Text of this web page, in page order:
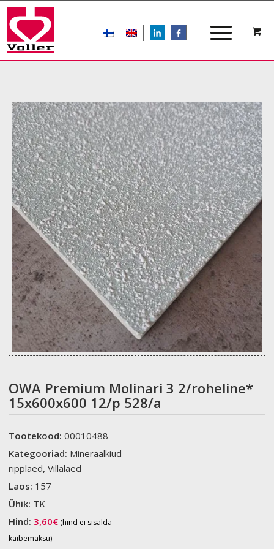
LIn
OWA Premium Molinari 3 2/roheline*
15x600x600 12/p 528/a
Tootekood:00010488
Kategooriad: Mineraalkiud
ripplaed,Villalaed
Laos: 157
Ühik: TK
Hind:3,60€ (hind ei sisalda
käibemaksu)